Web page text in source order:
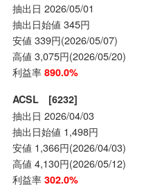
抽出日 2026/05/01
抽出日始値 345円
安値 339円(2026/05/07)
高値 3,075円(2026/05/20)
利益率 890.0%
ACSL [6232]
抽出日 2026/04/03
抽出日始値 1,498円
安値 1,366円(2026/04/03)
高値 4,130円(2026/05/12)
利益率 302.0%